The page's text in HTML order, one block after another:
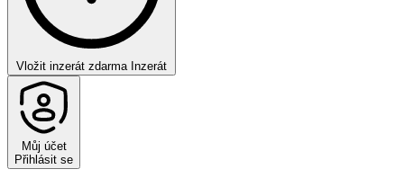
Vložit inzerát zdarma Inzerát
Můj účet
Přihlásit se